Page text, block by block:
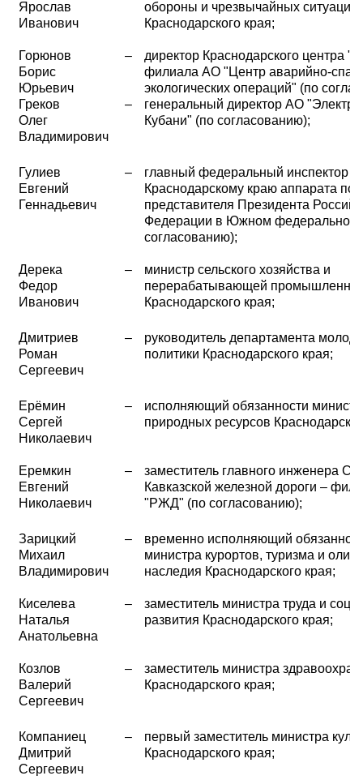
Ярослав
Иванович
обороны и чрезвычайных ситуаций
Краснодарского края;
Горюнов
Борис
Юрьевич
–
директор Краснодарского центра
филиала АО "Центр аварийно-
экологических операций" (по
Греков
Олег
Владимирович
–
генеральный директор АО
Кубани" (по согласованию);
Гулиев
Евгений
Геннадьевич
–
главный федеральный инспектор
Краснодарскому краю аппарата
представителя Президента
Федерации в Южном федеральном
согласованию);
Дерека
Федор
Иванович
–
министр сельского хозяйства и
перерабатывающей
Краснодарского края;
Дмитриев
Роман
Сергеевич
–
руководитель департамента
политики Краснодарского края;
Ерёмин
Сергей
Николаевич
–
исполняющий обязанности
природных ресурсов
Еремкин
Евгений
Николаевич
–
заместитель главного инженера
Кавказской железной дороги –
"РЖД" (по согласованию);
Зарицкий
Михаил
Владимирович
–
временно исполняющий
министра курортов, туризма и
наследия Краснодарского края;
Киселева
Наталья
Анатольевна
–
заместитель министра труда и
развития Краснодарского края;
Козлов
Валерий
Сергеевич
–
заместитель министра
Краснодарского края;
Компаниец
Дмитрий
Сергеевич
–
первый заместитель министра
Краснодарского края;